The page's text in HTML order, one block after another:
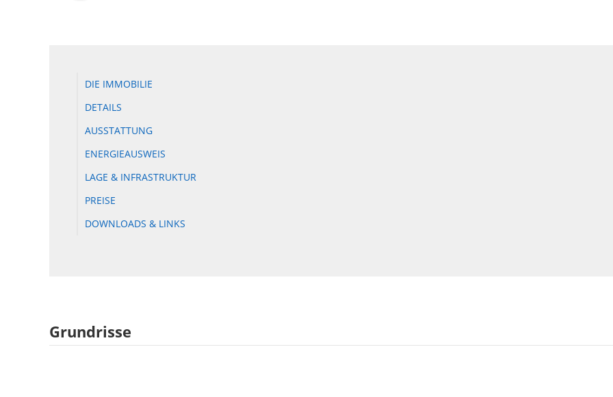
DIE IMMOBILIE
DETAILS
AUSSTATTUNG
ENERGIEAUSWEIS
LAGE & INFRASTRUKTUR
PREISE
DOWNLOADS & LINKS
Grundrisse